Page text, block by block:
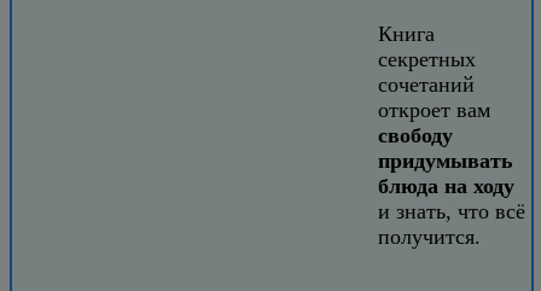
Книга
секретных
сочетаний
откроет вам
свободу
придумывать
блюда на ходу
и знать, что всё
получится.